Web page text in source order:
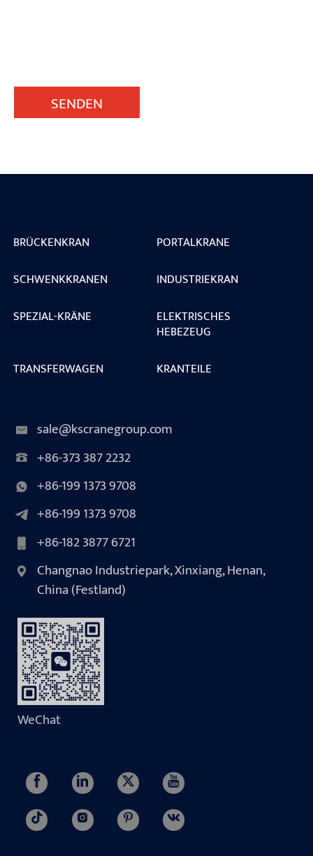
SENDEN
BRÜCKENKRAN
PORTALKRANE
SCHWENKKRANEN
INDUSTRIEKRAN
SPEZIAL-KRÄNE
ELEKTRISCHES
HEBEZEUG
TRANSFERWAGEN
KRANTEILE
sale@kscranegroup.com
+86-373 387 2232
+86-199 1373 9708
+86-199 1373 9708
+86-182 3877 6721
Changnao Industriepark, Xinxiang, Henan,
China (Festland)
WeChat